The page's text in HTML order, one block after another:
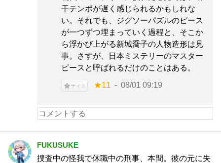
干テンポが遅く感じられるかもしれな
い。それでも、ジグソーパズルのピース
が一つずつ埋まっていく過程と、そこか
ら浮かび上がる新城喬子の人物造形は見
事。さすが、日本ミステリーのマスター
ピースと呼ばれるだけのことはある。
ナイス ★11 08/01 09:19
FUKUSUKE
捜査中の怪我で休職中の刑事、本間。彼の元に失